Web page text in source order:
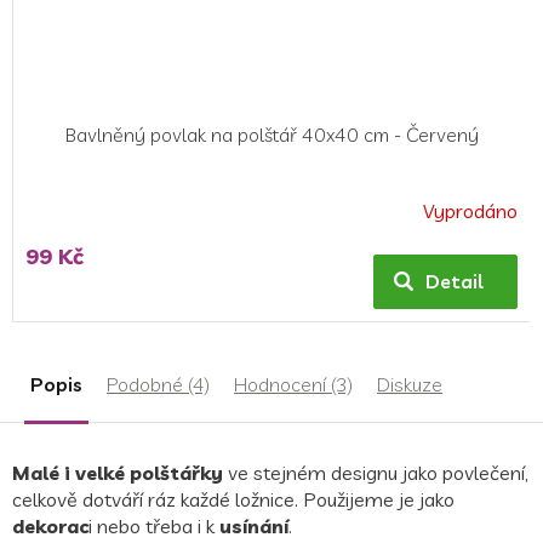
Bavlněný povlak na polštář 40x40 cm - Červený
Vyprodáno
99 Kč
Detail
Popis Podobné (4) Hodnocení (3) Diskuze
Malé i velké polštářky ve stejném designu jako povlečení,
celkově dotváří ráz každé ložnice. Použijeme je jako
dekoraci nebo třeba i k usínání.